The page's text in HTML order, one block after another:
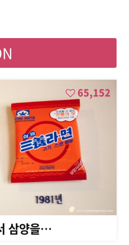
65,152
삼양을…